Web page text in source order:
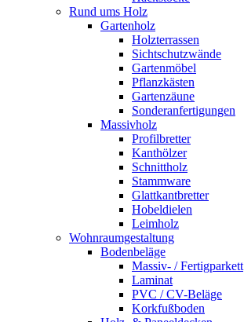
Rund ums Holz
Gartenholz
Holzterrassen
Sichtschutzwände
Gartenmöbel
Pflanzkästen
Gartenzäune
Sonderanfertigungen
Massivholz
Profilbretter
Kanthölzer
Schnittholz
Stammware
Glattkantbretter
Hobeldielen
Leimholz
Wohnraumgestaltung
Bodenbeläge
Massiv- / Fertigparkett
Laminat
PVC / CV-Beläge
Korkfußboden